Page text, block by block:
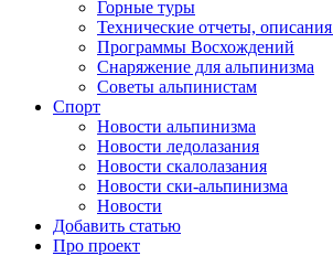
Горные туры
Технические отчеты,
Программы Восхождений
Снаряжение для альпинизма
Советы альпинистам
Спорт
Новости альпинизма
Новости ледолазания
Новости скалолазания
Новости ски-альпинизма
Новости
Добавить статью
Про проект